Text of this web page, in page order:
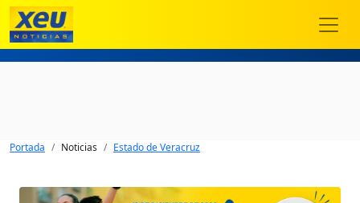
Portada Noticias Estado de Veracruz